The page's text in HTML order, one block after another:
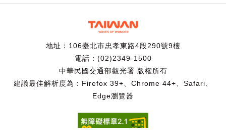
地址：106臺北市忠孝東路4段290號9樓
電話：(02)2349-1500
中華民國交通部觀光署 版權所有
建議最佳解析度為：Firefox 39+、Chrome 44+、Safari、
Edge瀏覽器